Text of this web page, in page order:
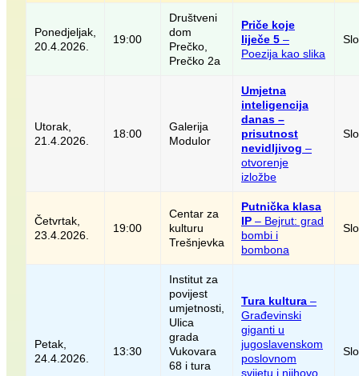
Ponedjeljak,
20.4.2026.
19:00
Društveni
dom
Prečko,
Prečko 2a
Priče koje
liječe 5 –
Poezija kao slika
Utorak,
21.4.2026.
18:00
Galerija
Modulor
Umjetna
inteligencija
danas –
prisutnost
nevidljivog –
otvorenje
izložbe
Četvrtak,
23.4.2026.
19:00
Centar za
kulturu
Trešnjevka
Putnička klasa
IP – Bejrut: grad
bombi i
bombona
Petak,
24.4.2026.
13:30
Institut za
povijest
umjetnosti,
Ulica
grada
Vukovara
68 i tura
Tura kultura –
Građevinski
giganti u
jugoslavenskom
poslovnom
svijetu i njihovo